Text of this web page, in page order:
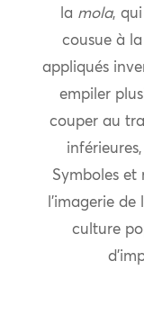
la mola,
cousue à
appliqués
empiler
couper au
Symboles et
l’imagerie de
culture